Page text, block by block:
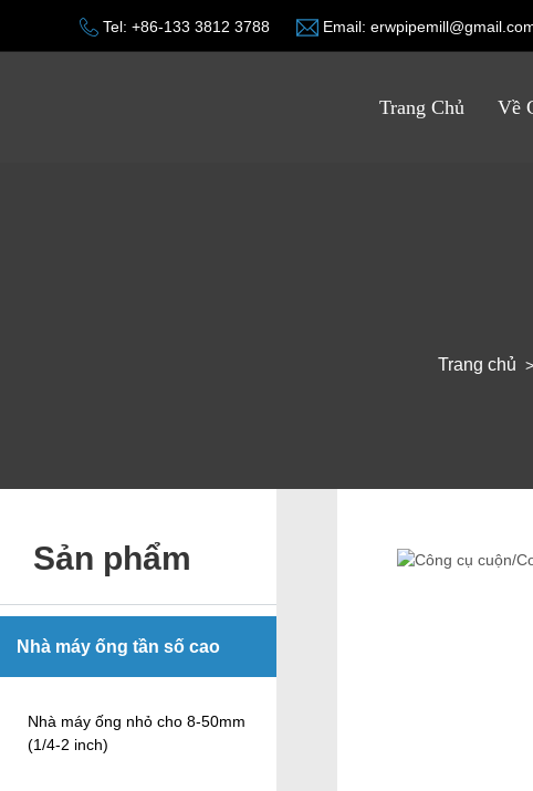
Tel: +86-133 3812 3788 Email:
Trang Chủ Về
Trang chủ >
Sản phẩm
Nhà máy ống tần số cao
Nhà máy ống nhỏ cho 8-50mm
(1/4-2 inch)